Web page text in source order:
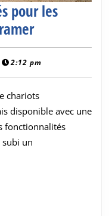
pour les
Nouvelles
pour
les
chariots
Kramer
2:12 pm
chariots
disponible avec une
fonctionnalités
un